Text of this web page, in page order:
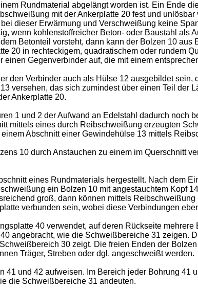
Rundmaterial abgelängt worden ist. Ein Ende
mit der Ankerplatte 20 fest und
dieser Erwärmung und Verschweißung keine
wenn kohlenstoffreicher Beton- oder Baustahl als
Betonteil vorsteht, dann kann der Bolzen 10
20 in rechteckigem, quadratischem oder rundem
Gegenverbinder auf, die mit einem
den Verbinder auch als Hülse 12 ausgebildet
versehen, das sich zumindest über einen Teil der
Ankerplatte 20.
1 und 2 der Aufwand an Edelstahl dadurch noch
mittels eines durch Reibschweißung erzeugten
Abschnitt einer Gewindehülse 13 mittels
10 durch Anstauchen zu einem im Querschnitt
eines Rundmaterials hergestellt. Nach dem
ein Bolzen 10 mit angestauchtem Kopf
groß, dann können mittels
verbunden sein, wobei diese Verbindungen
40 verwendet, auf deren Rückseite
angebracht, wie die Schweißbereiche 31 zeigen.
30 zeigt. Die freien Enden der
Träger, Streben oder dgl. angeschweißt werden.
und 42 aufweisen. Im Bereich jeder Bohrung 41
die Schweißbereiche 31 andeuten.